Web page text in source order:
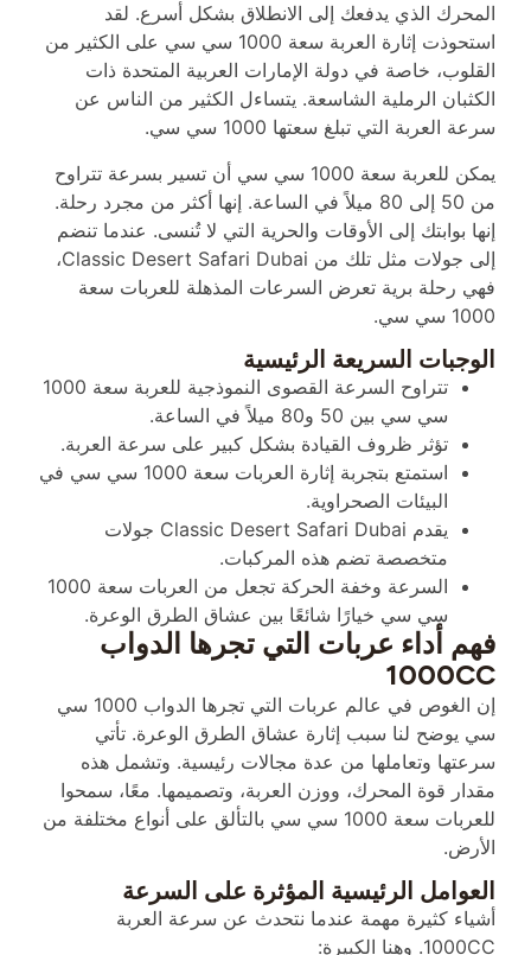
المحرك الذي يدفعك إلى الانطلاق بشكل أسرع. لقد
استحوذت إثارة العربة سعة 1000 سي سي على الكثير من
القلوب، خاصة في دولة الإمارات العربية المتحدة ذات
الكثبان الرملية الشاسعة. يتساءل الكثير من الناس عن
سرعة العربة التي تبلغ سعتها 1000 سي سي.
يمكن للعربة سعة 1000 سي سي أن تسير بسرعة تتراوح
من 50 إلى 80 ميلاً في الساعة. إنها أكثر من مجرد رحلة.
إنها بوابتك إلى الأوقات والحرية التي لا تُنسى. عندما تنضم
إلى جولات مثل تلك من Classic Desert Safari Dubai،
فهي رحلة برية تعرض السرعات المذهلة للعربات سعة
1000 سي سي.
الوجبات السريعة الرئيسية
تتراوح السرعة القصوى النموذجية للعربة سعة 1000
سي سي بين 50 و80 ميلاً في الساعة.
تؤثر ظروف القيادة بشكل كبير على سرعة العربة.
استمتع بتجربة إثارة العربات سعة 1000 سي سي في
البيئات الصحراوية.
يقدم Classic Desert Safari Dubai جولات
متخصصة تضم هذه المركبات.
السرعة وخفة الحركة تجعل من العربات سعة 1000
سي سي خيارًا شائعًا بين عشاق الطرق الوعرة.
فهم أداء عربات التي تجرها الدواب
1000CC
إن الغوص في عالم عربات التي تجرها الدواب 1000 سي
سي يوضح لنا سبب إثارة عشاق الطرق الوعرة. تأتي
سرعتها وتعاملها من عدة مجالات رئيسية. وتشمل هذه
مقدار قوة المحرك، ووزن العربة، وتصميمها. معًا، سمحوا
للعربات سعة 1000 سي سي بالتألق على أنواع مختلفة من
الأرض.
العوامل الرئيسية المؤثرة على السرعة
أشياء كثيرة مهمة عندما نتحدث عن سرعة العربة
1000CC. وهنا الكبيرة: